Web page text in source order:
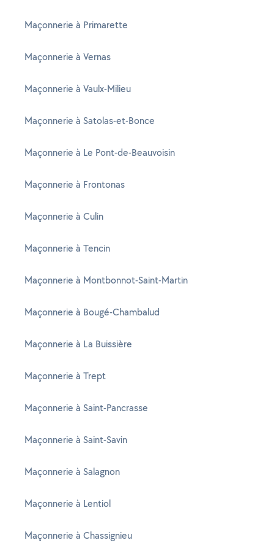
Maçonnerie à Primarette
Maçonnerie à Vernas
Maçonnerie à Vaulx-Milieu
Maçonnerie à Satolas-et-Bonce
Maçonnerie à Le Pont-de-Beauvoisin
Maçonnerie à Frontonas
Maçonnerie à Culin
Maçonnerie à Tencin
Maçonnerie à Montbonnot-Saint-Martin
Maçonnerie à Bougé-Chambalud
Maçonnerie à La Buissière
Maçonnerie à Trept
Maçonnerie à Saint-Pancrasse
Maçonnerie à Saint-Savin
Maçonnerie à Salagnon
Maçonnerie à Lentiol
Maçonnerie à Chassignieu